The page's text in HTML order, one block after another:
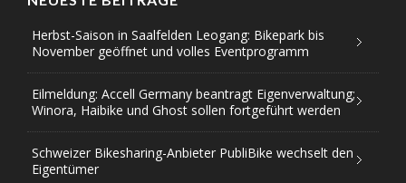
Herbst-Saison in Saalfelden Leogang: Bikepark bis
November geöffnet und volles Eventprogramm
Eilmeldung: Accell Germany beantragt Eigenverwaltung;
Winora, Haibike und Ghost sollen fortgeführt werden
Schweizer Bikesharing-Anbieter PubliBike wechselt den
Eigentümer